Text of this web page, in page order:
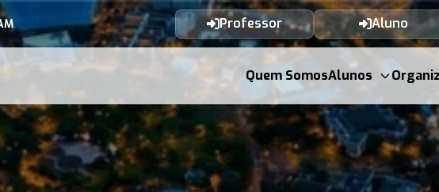
Professor Aluno
Quem SomosAlunos